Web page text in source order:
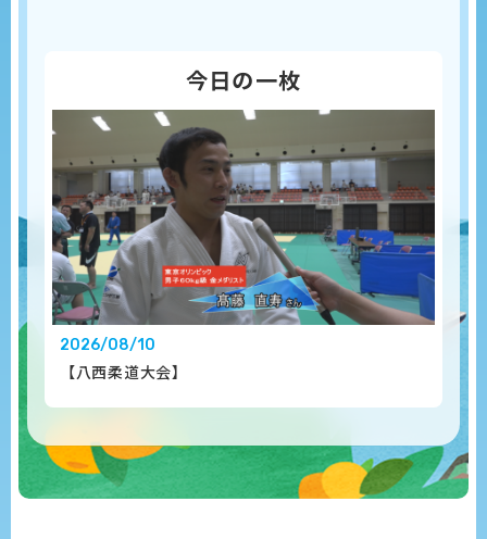
今日の一枚
2026/08/10
【八西柔道大会】